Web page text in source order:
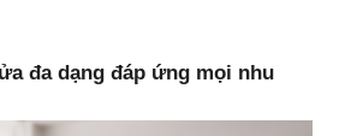
đa dạng đáp ứng mọi nhu